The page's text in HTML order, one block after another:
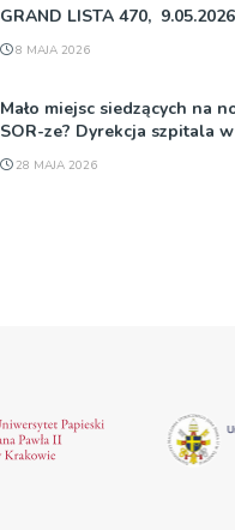
GRAND LISTA 470, 9.05.2026
8 MAJA 2026
Mało miejsc siedzących na
SOR-ze? Dyrekcja szpitala
28 MAJA 2026